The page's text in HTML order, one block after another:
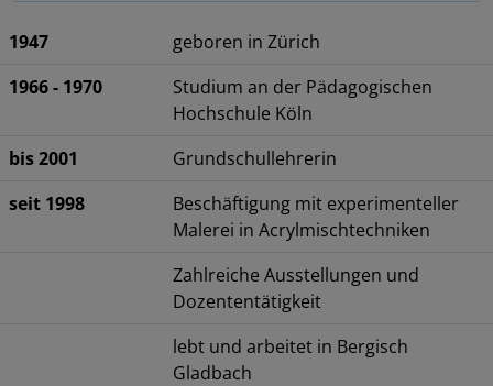
1947
geboren in Zürich
1966 - 1970
Studium an der Pädagogischen
Hochschule Köln
bis 2001
Grundschullehrerin
seit 1998
Beschäftigung mit experimenteller
Malerei in Acrylmischtechniken
Zahlreiche Ausstellungen und
Dozententätigkeit
lebt und arbeitet in Bergisch
Gladbach